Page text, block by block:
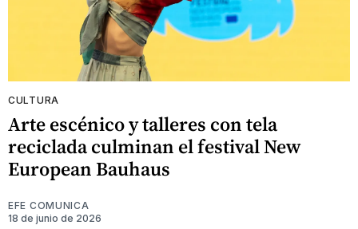
CULTURA
Arte escénico y talleres con tela
reciclada culminan el festival New
European Bauhaus
EFE COMUNICA
18 de junio de 2026